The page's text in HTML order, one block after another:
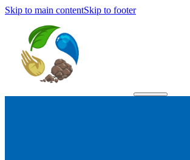
Skip to main contentSkip to footer